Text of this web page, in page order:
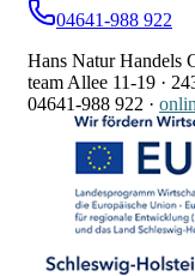
04641-988 922
Hans Natur Handels
team Allee 11-19 ·
04641-988 922 ·